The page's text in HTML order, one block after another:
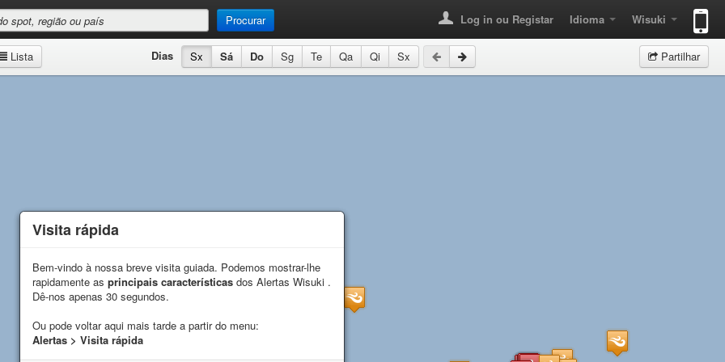
Procurar Log in ou Registar Idioma Wisuki
Lista Dias Sx Sá Do Sg Te Qa Qi Sx Partilhar
Visita rápida
Bem-vindo à nossa breve visita guiada. Podemos mostrar-lhe
rapidamente as principais características dos Alertas Wisuki .
Dê-nos apenas 30 segundos.
Ou pode voltar aqui mais tarde a partir do menu:
Alertas > Visita rápida
Visita rápida
Bem-vindo à nossa breve visita guiada. Podemos mostrar-lhe
rapidamente as principais características dos Alertas Wisuki .
Dê-nos apenas 30 segundos.
Ou pode voltar aqui mais tarde a partir do menu:
Alertas > Visita rápida